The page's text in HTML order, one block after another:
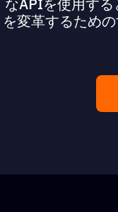
なAPIを使用す
を変革するため